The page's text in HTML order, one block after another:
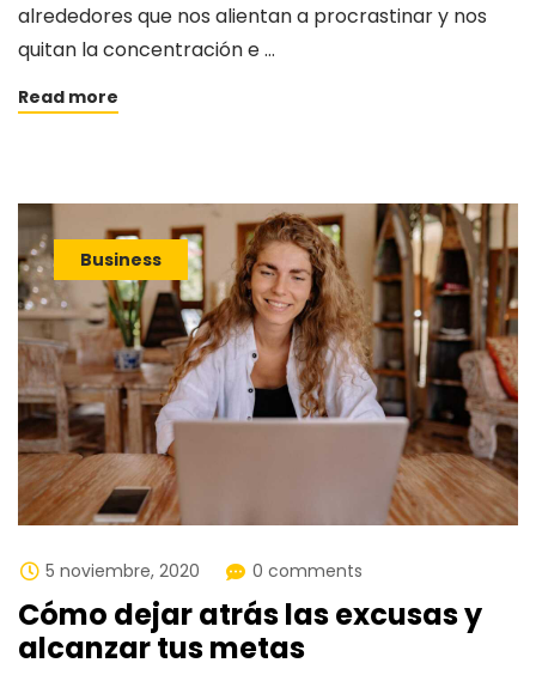
alrededores que nos alientan a procrastinar y nos
quitan la concentración e …
Read more
Business
5 noviembre, 2020 0 comments
Cómo dejar atrás las excusas y
alcanzar tus metas